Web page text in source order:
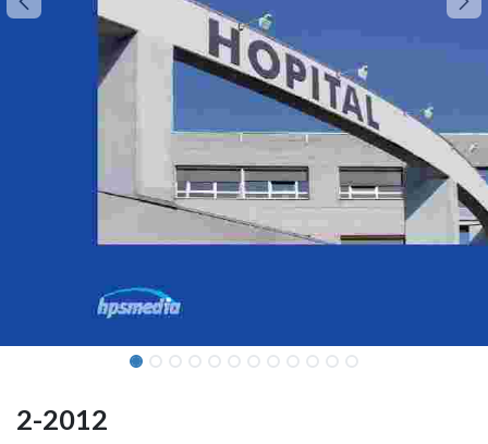
2-2012